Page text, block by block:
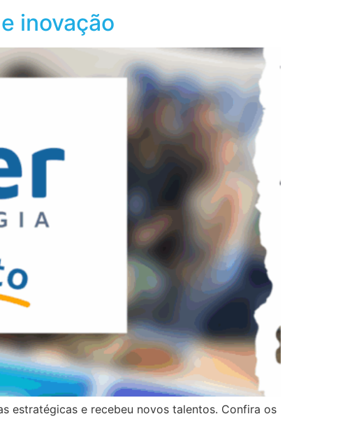
inovação
estratégicas e recebeu novos talentos. Confira os